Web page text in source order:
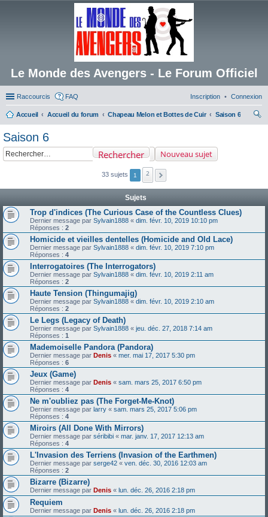
Le Monde des Avengers - Le Forum Officiel
Raccourcis FAQ Connexion
Inscription
Accueil Accueil du forum Chapeau Melon et Bottes de Cuir
Saison 6
Saison 6
Nouveau sujet
Rechercher
33 sujets 1 2
Sujets
Trop d'indices (The Curious Case of the Countless Clues)
Dernier message par Sylvain1888 « dim. févr. 10, 2019 10:10 pm
Réponses : 2
Homicide et vieilles dentelles (Homicide and Old Lace)
Dernier message par Sylvain1888 « dim. févr. 10, 2019 7:10 pm
Réponses : 4
Interrogatoires (The Interrogators)
Dernier message par Sylvain1888 « dim. févr. 10, 2019 2:11 am
Réponses : 2
Haute Tension (Thingumajig)
Dernier message par Sylvain1888 « dim. févr. 10, 2019 2:10 am
Réponses : 2
Le Legs (Legacy of Death)
Dernier message par Sylvain1888 « jeu. déc. 27, 2018 7:14 am
Réponses : 1
Mademoiselle Pandora (Pandora)
Dernier message par Denis « mer. mai 17, 2017 5:30 pm
Réponses : 6
Jeux (Game)
Dernier message par Denis « sam. mars 25, 2017 6:50 pm
Réponses : 4
Ne m'oubliez pas (The Forget-Me-Knot)
Dernier message par larry « sam. mars 25, 2017 5:06 pm
Réponses : 4
Miroirs (All Done With Mirrors)
Dernier message par séribibi « mar. janv. 17, 2017 12:13 am
Réponses : 4
L'Invasion des Terriens (Invasion of the Earthmen)
Dernier message par serge42 « ven. déc. 30, 2016 12:03 am
Réponses : 2
Bizarre (Bizarre)
Dernier message par Denis « lun. déc. 26, 2016 2:18 pm
Requiem
Dernier message par Denis « lun. déc. 26, 2016 2:18 pm